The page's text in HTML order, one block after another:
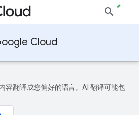
Cloud
容翻译成您偏好的语言。AI 翻译可能包